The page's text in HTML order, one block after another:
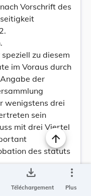
Vorschrift des
zu diesem
im Voraus durch
der
wenigstens drei
sein
mit drei Viertel
des statuts
contre la
save_alt
Téléchargement
more_vert
Plus